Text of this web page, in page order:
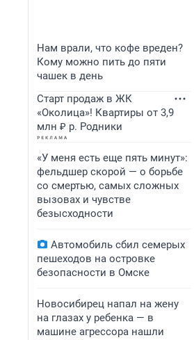
Нам врали, что кофе вреден?
Кому можно пить до пяти
чашек в день
Старт продаж в ЖК
«Околица»! Квартиры от 3,9
млн ₽ р. Родники
«У меня есть еще пять минут»:
фельдшер скорой — о борьбе
со смертью, самых сложных
вызовах и чувстве
безысходности
Автомобиль сбил семерых
пешеходов на островке
безопасности в Омске
Новосибирец напал на жену
на глазах у ребенка — в
машине агрессора нашли